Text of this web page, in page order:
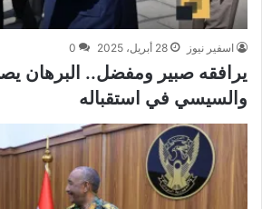
اسفير نيوز 28 أبريل، 2025 0
يرافقه صبير ومفضل.. البرهان
والسيسي في استقباله